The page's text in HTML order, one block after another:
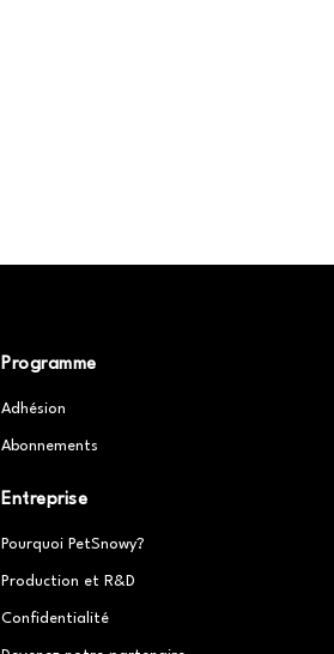
Programme
Adhésion
Abonnements
Entreprise
Pourquoi PetSnowy?
Production et R&D
Confidentialité